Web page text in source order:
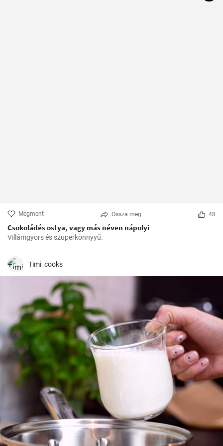
Megment Ossza meg 48
Csokoládés ostya, vagy más néven nápolyi
Villámgyors és szuperkönnyyű.
Timi_cooks